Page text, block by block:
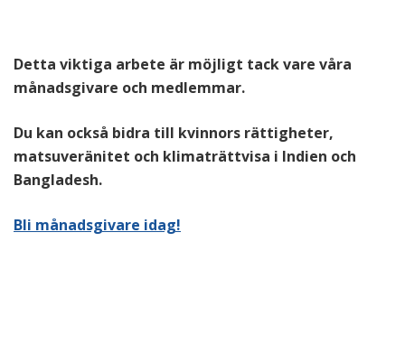
Detta viktiga arbete är möjligt tack vare våra
månadsgivare och medlemmar.
Du kan också bidra till kvinnors rättigheter,
matsuveränitet och klimaträttvisa i Indien och
Bangladesh.
Bli månadsgivare idag!